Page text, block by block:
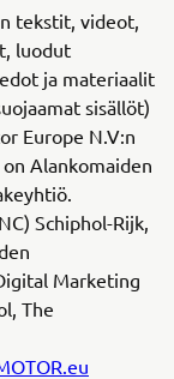
tekstit, videot,
luodut
ja materiaalit
sisällöt)
Europe N.V:n
Alankomaiden
Schiphol-Rijk,
Marketing
The